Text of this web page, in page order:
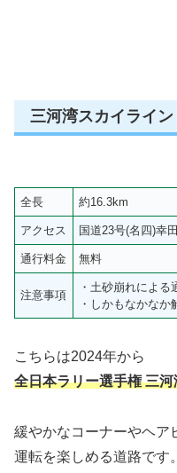
三河湾スカイライン
全長 約16.3km
アクセス 国道23号(名四)幸
通行料金 無料
注意事項
・土砂崩れによる
・しかもなかなか
こちらは2024年から
全日本ラリー選手権 三
緩やかなコーナーやヘア
運転を楽しめる道路です。